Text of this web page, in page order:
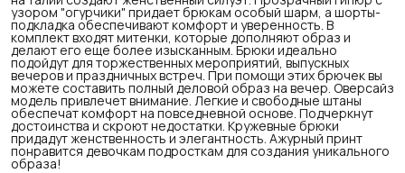
узором "огурчики" придает брюкам особый шарм, а шорты-
подкладка обеспечивают комфорт и уверенность. В
комплект входят митенки, которые дополняют образ и
делают его еще более изысканным. Брюки идеально
подойдут для торжественных мероприятий, выпускных
вечеров и праздничных встреч. При помощи этих брючек вы
можете составить полный деловой образ на вечер. Оверсайз
модель привлечет внимание. Легкие и свободные штаны
обеспечат комфорт на повседневной основе. Подчеркнут
достоинства и скроют недостатки. Кружевные брюки
придадут женственность и элегантность. Ажурный принт
понравится девочкам подросткам для создания уникального
образа!